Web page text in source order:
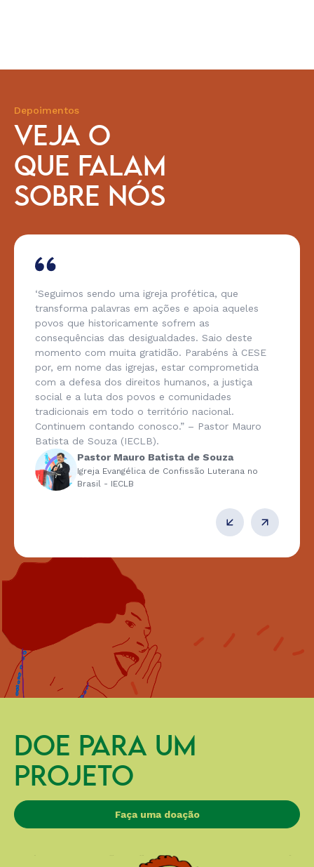
Depoimentos
VEJA O
QUE FALAM
SOBRE NÓS
‘Seguimos sendo uma igreja profética, que
transforma palavras em ações e apoia aqueles
povos que historicamente sofrem as
consequências das desigualdades. Saio deste
momento com muita gratidão. Parabéns à CESE
por, em nome das igrejas, estar comprometida
com a defesa dos direitos humanos, a justiça
social e a luta dos povos e comunidades
tradicionais em todo o território nacional.
Continuem contando conosco.” – Pastor Mauro
Batista de Souza (IECLB).
Pastor Mauro Batista de Souza
Igreja Evangélica de Confissão Luterana no
Brasil - IECLB
DOE PARA UM
PROJETO
Faça uma doação